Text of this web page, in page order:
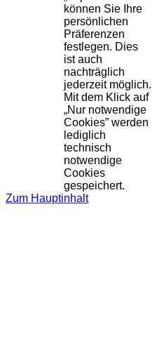
können Sie Ihre
persönlichen
Präferenzen
festlegen. Dies
ist auch
nachträglich
jederzeit möglich.
Mit dem Klick auf
„Nur notwendige
Cookies” werden
lediglich
technisch
notwendige
Cookies
gespeichert.
Zum Hauptinhalt